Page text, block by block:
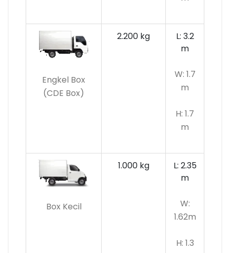
Engkel Box
(CDE Box)
2.200 kg
L: 3.2
m
W: 1.7
m
H: 1.7
m
Box Kecil
1.000 kg
L: 2.35
m
W:
1.62m
H: 1.3